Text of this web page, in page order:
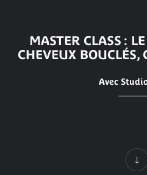
MASTER CLASS :
CHEVEUX BOUCLÉS,
Avec